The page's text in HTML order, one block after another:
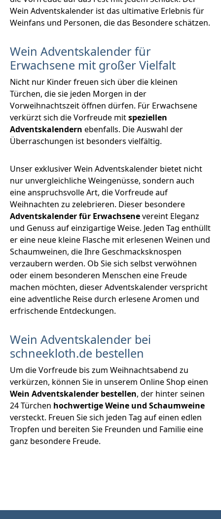
Wein Adventskalender ist das ultimative Erlebnis für
Weinfans und Personen, die das Besondere schätzen.
Wein Adventskalender für
Erwachsene mit großer Vielfalt
Nicht nur Kinder freuen sich über die kleinen
Türchen, die sie jeden Morgen in der
Vorweihnachtszeit öffnen dürfen. Für Erwachsene
verkürzt sich die Vorfreude mitspeziellen
Adventskalendern ebenfalls. Die Auswahl der
Überraschungen ist besonders vielfältig.
Unser exklusiver Wein Adventskalender bietet nicht
nur unvergleichliche Weingenüsse, sondern auch
eine anspruchsvolle Art, die Vorfreude auf
Weihnachten zu zelebrieren. Dieser besondere
Adventskalender für Erwachsenevereint Eleganz
und Genuss auf einzigartige Weise. Jeden Tag enthüllt
er eine neue kleine Flasche mit erlesenen Weinen und
Schaumweinen, die Ihre Geschmacksknospen
verzaubern werden. Ob Sie sich selbst verwöhnen
oder einem besonderen Menschen eine Freude
machen möchten, dieser Adventskalender verspricht
eine adventliche Reise durch erlesene Aromen und
erfrischende Entdeckungen.
Wein Adventskalender bei
schneekloth.de bestellen
Um die Vorfreude bis zum Weihnachtsabend zu
verkürzen, können Sie in unserem Online Shop einen
Wein Adventskalender bestellen, der hinter seinen
24 Türchen hochwertige Weine und Schaumweine
versteckt. Freuen Sie sich jeden Tag auf einen edlen
Tropfen und bereiten Sie Freunden und Familie eine
ganz besondere Freude.